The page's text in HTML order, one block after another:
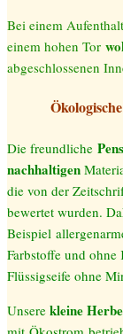
Bei einem
einem hohen Tor
abgeschlossenen
Die freundliche
nachhaltigen
die von der
bewertet wurden.
Beispiel
Farbstoffe und
Flüssigseife ohne
Unsere kleine